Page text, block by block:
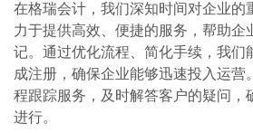
在格瑞会计，我们深知时间对企业的
力于提供高效、便捷的服务，帮助企
记。通过优化流程、简化手续，我们
成注册，确保企业能够迅速投入运营
程跟踪服务，及时解答客户的疑问，
进行。